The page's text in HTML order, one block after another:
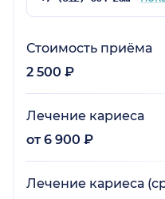
Стоимость приёма
2 500 ₽
Лечение кариеса
от 6 900 ₽
Лечение кариеса